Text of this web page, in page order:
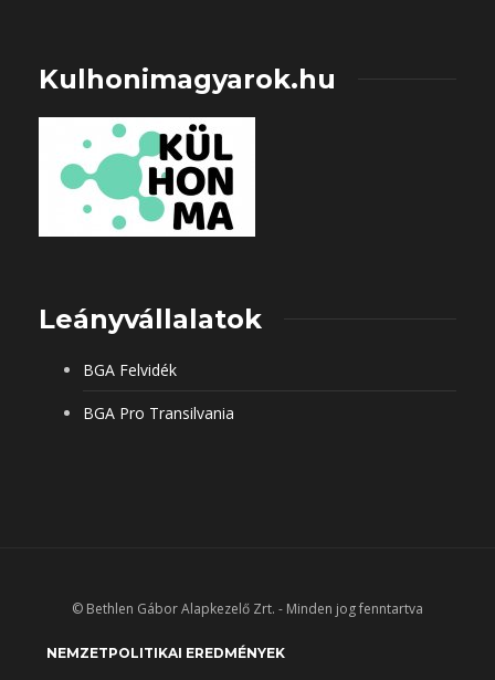
Kulhonimagyarok.hu
Leányvállalatok
BGA Felvidék
BGA Pro Transilvania
© Bethlen Gábor Alapkezelő Zrt. - Minden jog fenntartva
NEMZETPOLITIKAI EREDMÉNYEK